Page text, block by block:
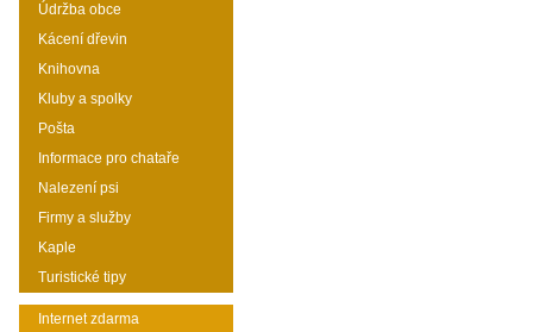
Údržba obce
Kácení dřevin
Knihovna
Kluby a spolky
Pošta
Informace pro chataře
Nalezení psi
Firmy a služby
Kaple
Turistické tipy
Internet zdarma